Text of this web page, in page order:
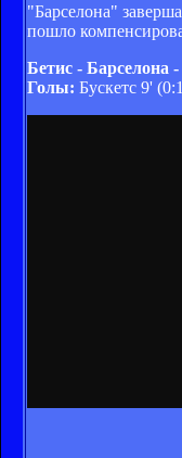
"Барселона"
пошло
Бетис - Барселона
Голы: Бускетс 9'